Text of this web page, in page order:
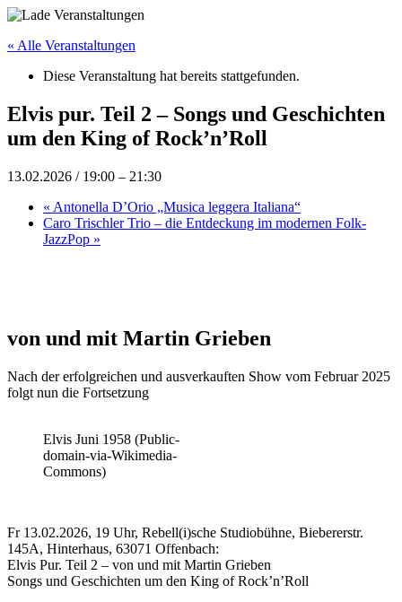
« Alle Veranstaltungen
Diese Veranstaltung hat bereits stattgefunden.
Elvis pur. Teil 2 – Songs und Geschichten
um den King of Rock’n’Roll
13.02.2026 / 19:00 – 21:30
« Antonella D’Orio „Musica leggera Italiana“
Caro Trischler Trio – die Entdeckung im modernen Folk-
JazzPop »
von und mit Martin Grieben
Nach der erfolgreichen und ausverkauften Show vom Februar 2025
folgt nun die Fortsetzung
Elvis Juni 1958 (Public-
domain-via-Wikimedia-
Commons)
Fr 13.02.2026, 19 Uhr, Rebell(i)sche Studiobühne, Biebererstr.
145A, Hinterhaus, 63071 Offenbach:
Elvis Pur. Teil 2 – von und mit Martin Grieben
Songs und Geschichten um den King of Rock’n’Roll